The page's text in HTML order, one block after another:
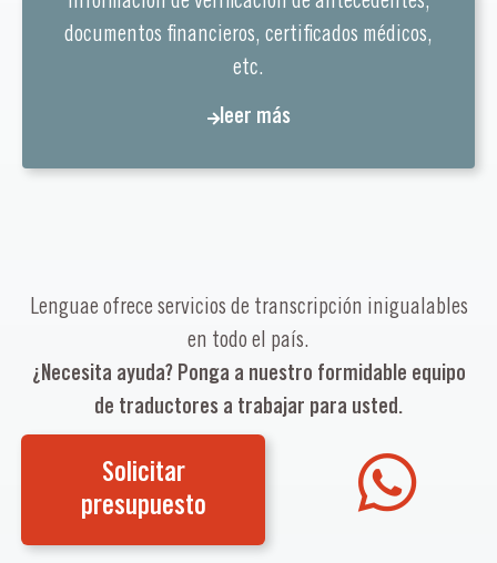
documentos financieros, certificados médicos,
etc.
leer más
Lenguae ofrece servicios de transcripción inigualables
en todo el país.
¿Necesita ayuda? Ponga a nuestro formidable equipo
de traductores a trabajar para usted.
Solicitar
presupuesto